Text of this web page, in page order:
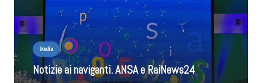
Media
Notizie ai naviganti. ANSA e RaiNews24